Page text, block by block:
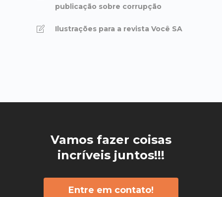
publicação sobre corrupção
Ilustrações para a revista Você SA
Vamos fazer coisas
incríveis juntos!!!
Entre em contato!